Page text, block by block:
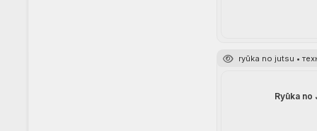
ryūka no jutsu •
Ryūka no